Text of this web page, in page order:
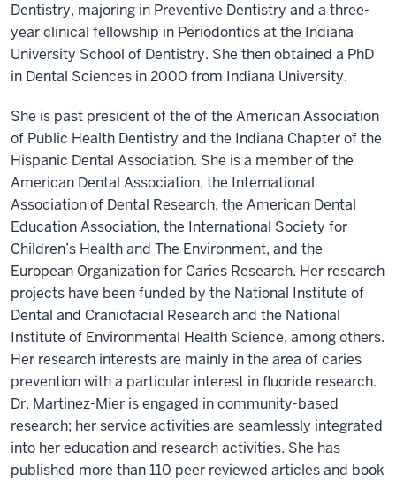
Dentistry, majoring in Preventive Dentistry and a three-
year clinical fellowship in Periodontics at the Indiana
University School of Dentistry. She then obtained a PhD
in Dental Sciences in 2000 from Indiana University.
She is past president of the of the American Association
of Public Health Dentistry and the Indiana Chapter of the
Hispanic Dental Association. She is a member of the
American Dental Association, the International
Association of Dental Research, the American Dental
Education Association, the International Society for
Children’s Health and The Environment, and the
European Organization for Caries Research. Her research
projects have been funded by the National Institute of
Dental and Craniofacial Research and the National
Institute of Environmental Health Science, among others.
Her research interests are mainly in the area of caries
prevention with a particular interest in fluoride research.
Dr. Martinez-Mier is engaged in community-based
research; her service activities are seamlessly integrated
into her education and research activities. She has
published more than 110 peer reviewed articles and book